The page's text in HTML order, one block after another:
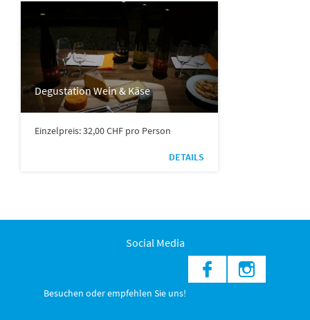
Degustation Wein & Käse
Einzelpreis: 32,00 CHF pro Person
DETAILS
Social Media
Besuchen oder empfehlen Sie uns!